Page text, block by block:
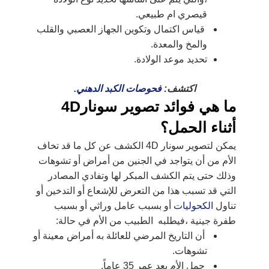
قيصري ام طبيعي.
قياس اكتمال وتكوين الجهاز العصبي والقلب
والمخ والمعدة.
تحديد موعد الولادة.
اكتشف:فحوصات الكبد الدهني.
ما هي فوائد تصوير سونار4D
أثناء الحمل؟
يمكن لتصوير سونار 4D الكشف عن كل ما قد تخاف
الأم من أن يتواجد في الجنين من أمراض أو تشوهات
وذلك حتى يتم الكشف المبكر لها وتفادي المصادر
التي قد تسبب هذا من التعرض للإشعاع أو التدخين أو
تناول الكحوليات أو بسبب عامل وراثي أو بسبب
طفرة جينية ،فيطلبه الطبيب من الأم في حالة:
أن التاريخ المرضي للعائلة به أمراض معينة أو
تشوهات.
حمل الأم بعد عمر 35 عاماً.